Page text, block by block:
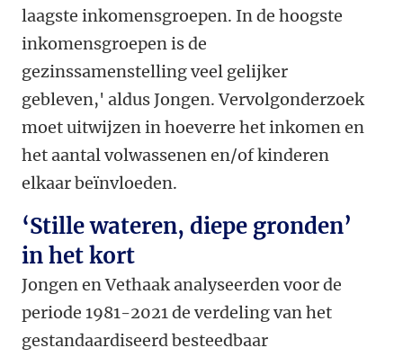
laagste inkomensgroepen. In de hoogste
inkomensgroepen is de
gezinssamenstelling veel gelijker
gebleven,' aldus Jongen. Vervolgonderzoek
moet uitwijzen in hoeverre het inkomen en
het aantal volwassenen en/of kinderen
elkaar beïnvloeden.
‘Stille wateren, diepe gronden’
in het kort
Jongen en Vethaak analyseerden voor de
periode 1981-2021 de verdeling van het
gestandaardiseerd besteedbaar